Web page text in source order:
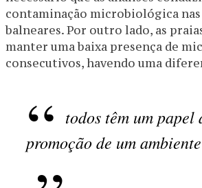
contaminação microbiológica nas
balneares. Por outro lado, as
manter uma baixa presença de
consecutivos, havendo uma
todos têm um papel
promoção de um